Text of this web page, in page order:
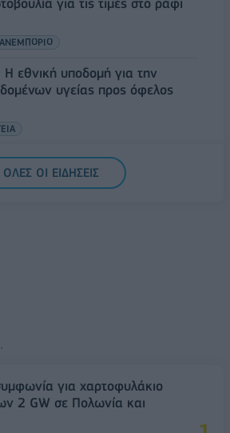
για τις τιμές στο ράφι
εθνική υποδομή για την
υγείας προς όφελος
Τράπεζα: Με «προίκα» 2 δισ.
για δάνεια έως 5 δισ. σε
ΟΛΕΣ ΟΙ ΕΙΔΗΣΕΙΣ
για χαρτοφυλάκιο
2 GW σε Πολωνία και